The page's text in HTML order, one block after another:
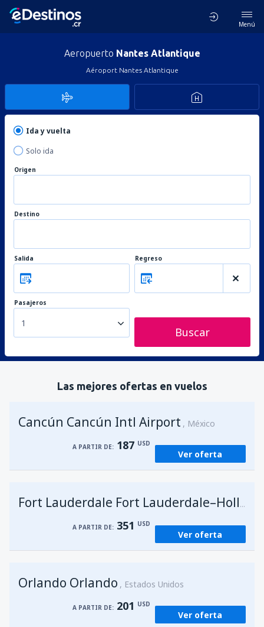
Menú
Aeropuerto Nantes Atlantique
Aéroport Nantes Atlantique
Ida y vuelta
Solo ida
Origen
Destino
Salida Regreso
Pasajeros
1
Buscar
Las mejores ofertas en vuelos
Cancún Cancún Intl Airport México
A PARTIR DE: 187 USD
Ver oferta
Fort Lauderdale Fort Lauderdale–Hollywood Intl Airport
A PARTIR DE: 351 USD
Ver oferta
Orlando Orlando Estados Unidos
A PARTIR DE: 201 USD
Ver oferta